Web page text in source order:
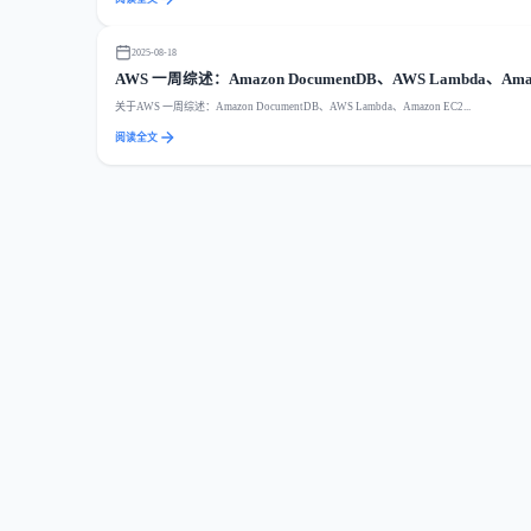
2025-08-18
AWS 一周综述：Amazon DocumentDB、AWS Lambda、
关于AWS 一周综述：Amazon DocumentDB、AWS Lambda、Amazon EC2...
阅读全文